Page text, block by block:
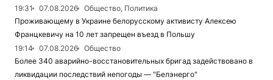
19:31
07.08.2026
Общество, Политика
Проживающему в Украине белорусскому активисту Алексею
Францкевичу на 10 лет запрещен въезд в Польшу
19:14
07.08.2026
Общество
Более 340 аварийно-восстановительных бригад задействовано в
ликвидации последствий непогоды — "Белэнерго"